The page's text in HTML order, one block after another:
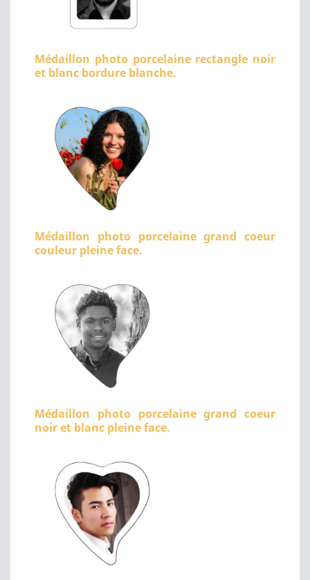
Médaillon photo porcelaine rectangle noir
et blanc bordure blanche.
Médaillon photo porcelaine grand coeur
couleur pleine face.
Médaillon photo porcelaine grand coeur
noir et blanc pleine face.